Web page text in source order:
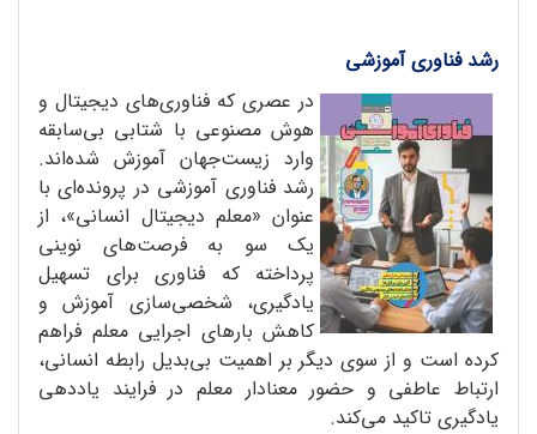
رشد فناوری آموزشی
در عصری که فناوری‌های دیجیتال و
هوش مصنوعی با شتابی بی‌سابقه
وارد زیست‌جهان آموزش شده‌اند.
رشد فناوری آموزشی در پرونده‌ای با
عنوان «معلم دیجیتال انسانی»، از
یک سو به فرصت‌های نوینی
پرداخته که فناوری برای تسهیل
یادگیری، شخصی‌سازی آموزش و
کاهش بارهای اجرایی معلم فراهم
کرده است و از سوی دیگر بر اهمیت بی‌بدیل رابطه انسانی،
ارتباط عاطفی و حضور معنادار معلم در فرایند یاددهی
یادگیری تاکید می‌کند.